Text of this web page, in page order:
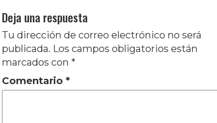
Deja una respuesta
Tu dirección de correo electrónico no será
publicada. Los campos obligatorios están
marcados con *
Comentario*